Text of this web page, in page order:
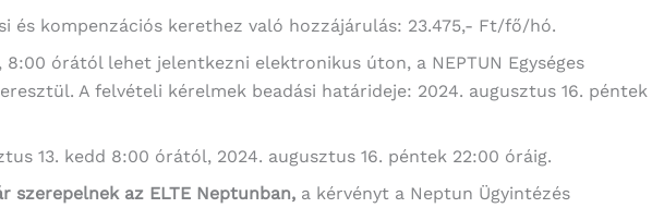
és kompenzációs kerethez való hozzájárulás: 23.475,- Ft/fő/hó.
órától lehet jelentkezni elektronikus úton, a NEPTUN Egységes
A felvételi kérelmek beadási határideje: 2024. augusztus 16. péntek
13. kedd 8:00 órától, 2024. augusztus 16. péntek 22:00 óráig.
szerepelnek az ELTE Neptunban, a kérvényt a Neptun Ügyintézés